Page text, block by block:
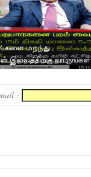
மறந்து
இல்லத்திற்கு வாருங்கள்
: